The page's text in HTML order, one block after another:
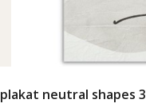
plakat neutral shapes 3